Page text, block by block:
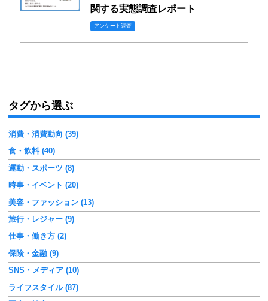
関する実態調査レポート
アンケート調査
タグから選ぶ
消費・消費動向 (39)
食・飲料 (40)
運動・スポーツ (8)
時事・イベント (20)
美容・ファッション (13)
旅行・レジャー (9)
仕事・働き方 (2)
保険・金融 (9)
SNS・メディア (10)
ライフスタイル (87)